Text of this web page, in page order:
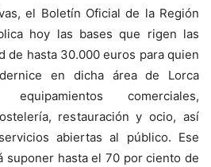
el Boletín Oficial de la Región
hoy las bases que rigen las
de hasta 30.000 euros para quien
en dicha área de Lorca
comerciales,
restauración y ocio, así
abiertas al público. Ese
suponer hasta el 70 por ciento de